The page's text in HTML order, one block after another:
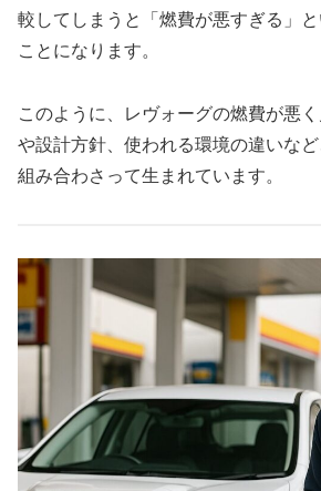
較してしまうと「燃費が悪すぎる」
ことになります。
このように、レヴォーグの燃費が悪
や設計方針、使われる環境の違いな
組み合わさって生まれています。